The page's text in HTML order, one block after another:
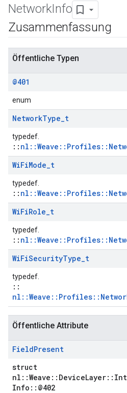
NetworkInfo
Zusammenfassung
Öffentliche Typen
@401
enum
NetworkType_t
typedef.
::
WiFiMode_t
typedef.
::
WiFiRole_t
typedef.
::
WiFiSecurityType_t
typedef.
::
Öffentliche Attribute
FieldPresent
struct
Info::@402